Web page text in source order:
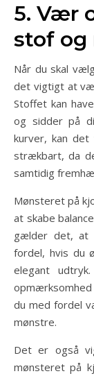
5. Vær
stof og
Når du skal
det vigtigt at
Stoffet kan
og sidder på
kurver, kan
strækbart, da
samtidig
Mønsteret på
at skabe
gælder det, at
fordel, hvis du
elegant
du med fordel
mønstre.
Det er også
mønsteret på